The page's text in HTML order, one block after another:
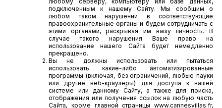
подключенным к нашему Сайту. Мы сообщим о
любом таком нарушении в соответствующие
правоохранительные органы и будем сотрудничать с
этими органами, раскрывая им вашу личность. В
случае такого нарушения Ваше право на
использование нашего Сайта будет немедленно
прекращено.
Вы не должны использовать или пытаться
использовать какие-либо автоматизированные
программы (включая, без ограничений, любые пауки
или другие веб-краулеры) для доступа к нашей
системе или данному Сайту, а также для поиска,
отображения или получения ссылок на любую часть
Сайта, кроме главной страницы www.cannesvillas.fr,